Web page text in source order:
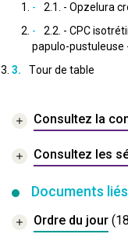
2.1. - Opzelura
2.2. - CPC
papulo-pustuleuse
Tour de table
Consultez la
Consultez les
Documents liés
Ordre du jour